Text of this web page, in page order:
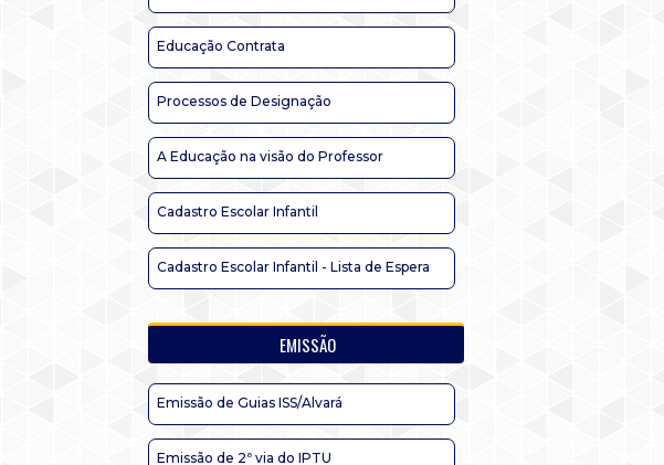
Educação Contrata
Processos de Designação
A Educação na visão do Professor
Cadastro Escolar Infantil
Cadastro Escolar Infantil - Lista de Espera
EMISSÃO
Emissão de Guias ISS/Alvará
Emissão de 2ª via do IPTU